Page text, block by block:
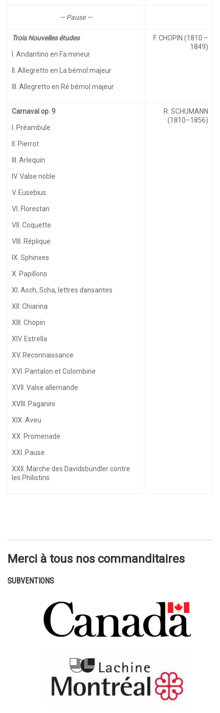
— Pause —
Trois Nouvelles études
I. Andantino en Fa mineur
II. Allegretto en La bémol majeur
III. Allegretto en Ré bémol majeur
F. CHOPIN (1810 –
1849)
Carnaval op. 9
I. Préambule
II. Pierrot
III. Arlequin
IV. Valse noble
V. Eusebius
VI. Florestan
VII. Coquette
VIII. Réplique
IX. Sphinxes
X. Papillons
XI. Asch, Scha, lettres dansantes
XII. Chiarina
XIII. Chopin
XIV. Estrella
XV. Reconnaissance
XVI. Pantalon et Colombine
XVII. Valse allemande
XVIII. Paganini
XIX. Aveu
XX. Promenade
XXI. Pause
XXII. Marche des Davidsbündler contre
les Philistins
R. SCHUMANN
(1810–1856)
Merci à tous nos commanditaires
SUBVENTIONS